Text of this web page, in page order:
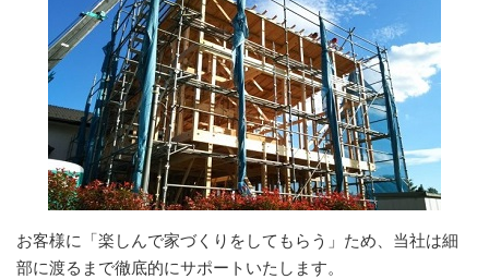
お客様に「楽しんで家づくりをしてもらう」ため、当社は細
部に渡るまで徹底的にサポートいたします。